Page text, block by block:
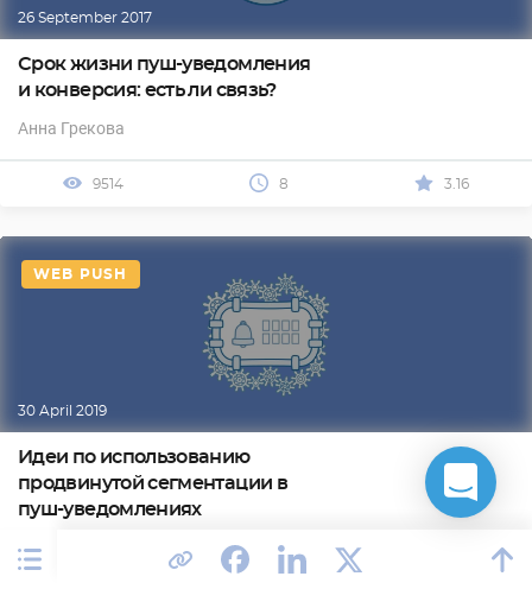
26 September 2017
Срок жизни пуш-уведомления
и конверсия: есть ли связь?
Анна Грекова
9514 8 3.16
WEB PUSH
30 April 2019
Идеи по использованию
продвинутой сегментации в
пуш-уведомлениях
Даша Зенченко